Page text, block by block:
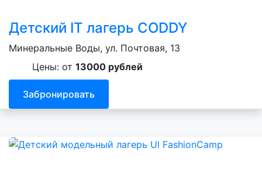
Детский IT лагерь CODDY
Минеральные Воды, ул. Почтовая, 13
Цены: от 13000 рублей
Забронировать